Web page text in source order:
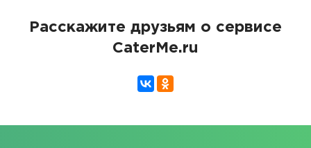
Расскажите друзьям о сервисе
CaterMe.ru